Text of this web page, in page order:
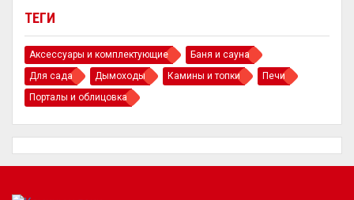
ТЕГИ
Аксессуары и комплектующие
Баня и сауна
Для сада
Дымоходы Камины и топки
Печи
Порталы и облицовка